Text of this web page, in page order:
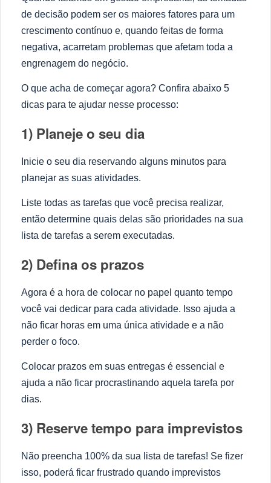
de decisão podem ser os maiores fatores para um
crescimento contínuo e, quando feitas de forma
negativa, acarretam problemas que afetam toda a
engrenagem do negócio.
O que acha de começar agora? Confira abaixo 5
dicas para te ajudar nesse processo:
1) Planeje o seu dia
Inicie o seu dia reservando alguns minutos para
planejar as suas atividades.
Liste todas as tarefas que você precisa realizar,
então determine quais delas são prioridades na sua
lista de tarefas a serem executadas.
2) Defina os prazos
Agora é a hora de colocar no papel quanto tempo
você vai dedicar para cada atividade. Isso ajuda a
não ficar horas em uma única atividade e a não
perder o foco.
Colocar prazos em suas entregas é essencial e
ajuda a não ficar procrastinando aquela tarefa por
dias.
3) Reserve tempo para imprevistos
Não preencha 100% da sua lista de tarefas! Se fizer
isso, poderá ficar frustrado quando imprevistos